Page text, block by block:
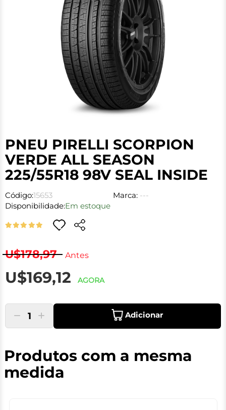
PNEU PIRELLI SCORPION
VERDE ALL SEASON
225/55R18 98V SEAL INSIDE
Código:15653 Marca: ---
Disponibilidade:Em estoque
U$178,97 Antes
U$169,12 AGORA
1 Adicionar
Produtos com a mesma
medida